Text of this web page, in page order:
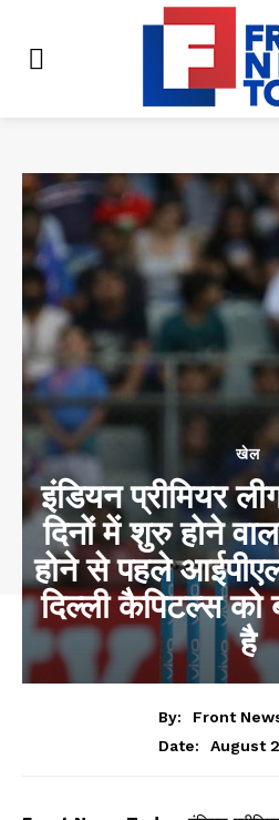
खेल
इंडियन प्रीमियर
दिनों में शुरु होने
होने से पहले
दिल्ली कैपिटल्स
है
By:
Front
Date:
August